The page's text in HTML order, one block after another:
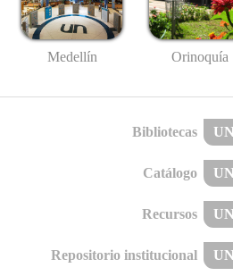
Medellín Orinoquía
Bibliotecas
Catálogo
Recursos
Repositorio institucional